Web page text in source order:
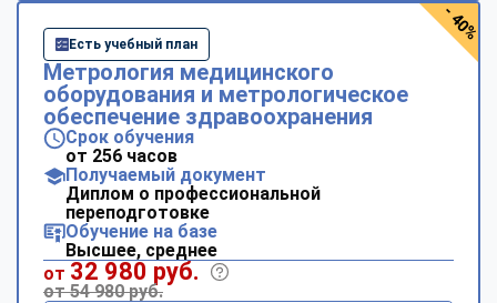
Есть учебный план
Метрология медицинского
оборудования и метрологическое
обеспечение здравоохранения
Срок обучения
от 256 часов
Получаемый документ
Диплом о профессиональной
переподготовке
Обучение на базе
Высшее, среднее
от 32 980 руб.
от 54 980 руб.
- 40%